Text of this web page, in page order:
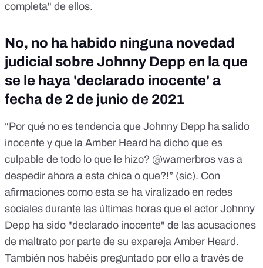
completa" de ellos.
No, no ha habido ninguna novedad
judicial sobre Johnny Depp en la que
se le haya 'declarado inocente' a
fecha de 2 de junio de 2021
“Por qué no es tendencia que Johnny Depp ha salido
inocente y que la Amber Heard ha dicho que es
culpable de todo lo que le hizo? @warnerbros vas a
despedir ahora a esta chica o que?!” (sic). Con
afirmaciones como esta se ha viralizado en redes
sociales durante las últimas horas que el actor Johnny
Depp ha sido "declarado inocente" de las acusaciones
de maltrato por parte de su expareja Amber Heard.
También nos habéis preguntado por ello a través de